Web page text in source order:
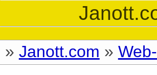
Website-
» Janott.com »